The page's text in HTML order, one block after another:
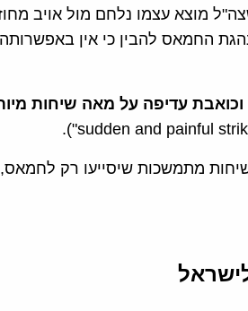
מוצא עצמו נלחם מול אויב
החמאס להבין כי אין
עדיפה על מאה שיחות
sudden and painful
מתמשכות שיסייעו רק